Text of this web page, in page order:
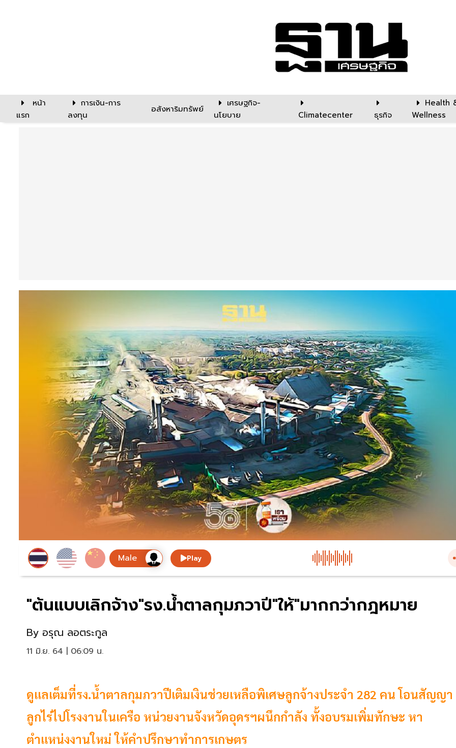
หน้า
แรก
การเงิน-การ
ลงทุน
อสังหาริมทรัพย์
เศรษฐกิจ-
นโยบาย
Climatecenter ธุรกิจ
Health
Wellness
Play
"ต้นแบบเลิกจ้าง"รง.น้ำตาลกุมภวาปี"ให้"มากกว่ากฎหมาย
By อรุณ ลอตระกูล
11 มิ.ย. 64 | 06:09 น.
ดูแลเต็มที่รง.น้ำตาลกุมภวาปีเติมเงินช่วยเหลือพิเศษลูกจ้างประจำ 282 คน โอนสัญญา
ลูกไร่ไปโรงงานในเครือ หน่วยงานจังหวัดอุดรฯผนึกกำลัง ทั้งอบรมเพิ่มทักษะ หา
ตำแหน่งงานใหม่ ให้คำปรึกษาทำการเกษตร